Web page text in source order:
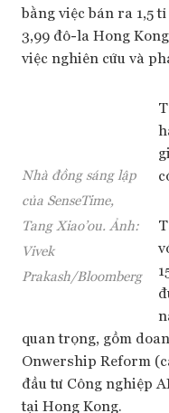
bằng việc bán ra 1,5
3,99 đô-la Hong
việc nghiên cứu và
Nhà đồng sáng lập
của SenseTime,
Tang Xiao’ou. Ảnh:
Vivek
Prakash/Bloomberg
quan trọng, gồm
Onwership Reform
đầu tư Công nghiệp
tại Hong Kong.